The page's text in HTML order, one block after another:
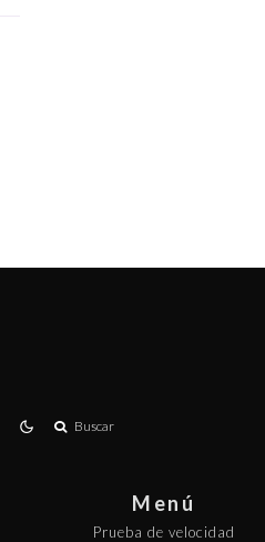
Buscar
Menú
Prueba de velocidad